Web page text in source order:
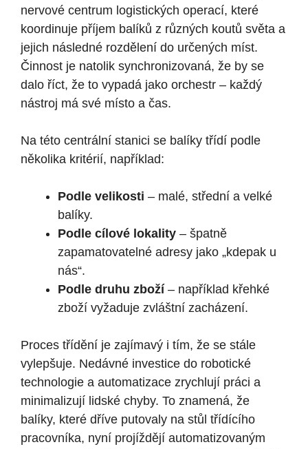
nervové centrum logistických operací, které
koordinuje příjem balíků z různých koutů světa a
jejich následné rozdělení do určených míst.
Činnost je natolik synchronizovaná, že by se
dalo říct, že to vypadá jako orchestr – každý
nástroj má své místo a čas.
Na této centrální stanici se balíky třídí podle
několika kritérií, například:
Podle velikosti – malé, střední a velké
balíky.
Podle cílové lokality – špatně
zapamatovatelné adresy jako „kdepak u
nás“.
Podle druhu zboží – například křehké
zboží vyžaduje zvláštní zacházení.
Proces třídění je zajímavý i tím, že se stále
vylepšuje. Nedávné investice do robotické
technologie a automatizace zrychlují práci a
minimalizují lidské chyby. To znamená, že
balíky, které dříve putovaly na stůl třídícího
pracovníka, nyní projíždějí automatizovaným